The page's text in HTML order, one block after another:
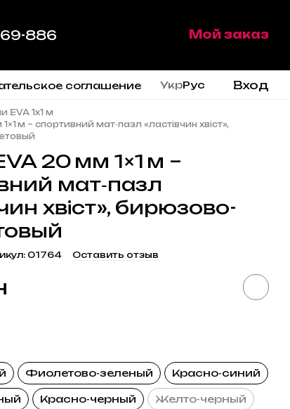
886 Мой заказ
соглашение УкрРус Вход
EVA 1x1 м
м – спортивний мат‑пазл «ластівчин хвіст»,
20 мм 1×1 м –
мат‑пазл
хвіст», бирюзово-
01764 Оставить отзыв
Фиолетово-зеленый Красно-синий
Красно-черный Желто-черный